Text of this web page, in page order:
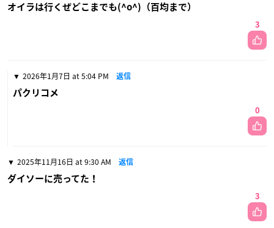
オイラは行くぜどこまでも(^o^)（百均まで）
3
2026年1月7日 at 5:04 PM 返信
パクリコメ
0
2025年11月16日 at 9:30 AM 返信
ダイソーに売ってた！
3